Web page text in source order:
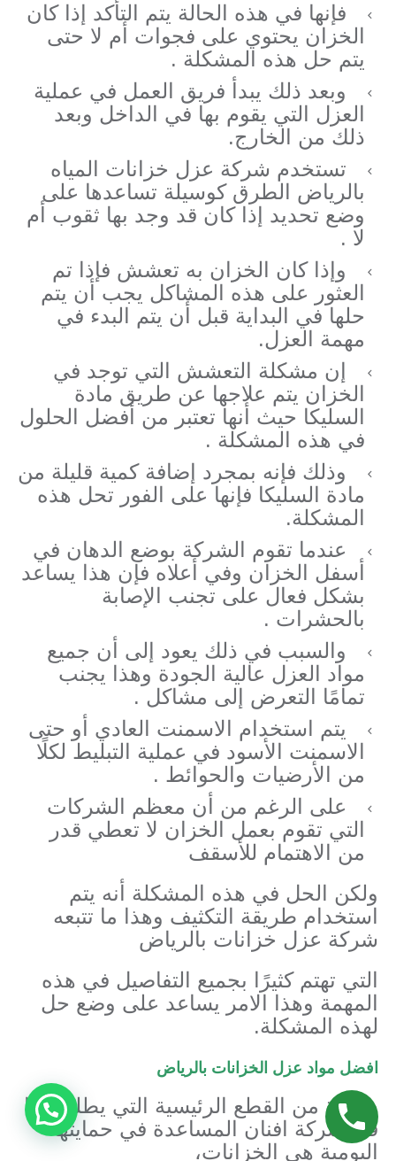
فإنها في هذه الحالة يتم التأكد إذا كان
الخزان يحتوي على فجوات أم لا حتى
يتم حل هذه المشكلة .
وبعد ذلك يبدأ فريق العمل في عملية
العزل التي يقوم بها في الداخل وبعد
ذلك من الخارج.
تستخدم شركة عزل خزانات المياه
بالرياض الطرق كوسيلة تساعدها على
وضع تحديد إذا كان قد وجد بها ثقوب أم
لا .
وإذا كان الخزان به تعشش فإذا تم
العثور على هذه المشاكل يجب أن يتم
حلها في البداية قبل أن يتم البدء في
مهمة العزل.
إن مشكلة التعشش التي توجد في
الخزان يتم علاجها عن طريق مادة
السليكا حيث أنها تعتبر من أفضل الحلول
في هذه المشكلة .
وذلك فإنه بمجرد إضافة كمية قليلة من
مادة السليكا فإنها على الفور تحل هذه
المشكلة.
عندما تقوم الشركة بوضع الدهان في
أسفل الخزان وفي أعلاه فإن هذا يساعد
بشكل فعال على تجنب الإصابة
بالحشرات .
والسبب في ذلك يعود إلى أن جميع
مواد العزل عالية الجودة وهذا يجنب
تمامًا التعرض إلى مشاكل .
يتم استخدام الاسمنت العادي أو حتى
الاسمنت الأسود في عملية التبليط لكلًا
من الأرضيات والحوائط .
على الرغم من أن معظم الشركات
التي تقوم بعمل الخزان لا تعطي قدر
من الاهتمام للأسقف
ولكن الحل في هذه المشكلة أنه يتم
استخدام طريقة التكثيف وهذا ما تتبعه
شركة عزل خزانات بالرياض
التي تهتم كثيرًا بجميع التفاصيل في هذه
المهمة وهذا الامر يساعد على وضع حل
لهذه المشكلة.
افضل مواد عزل الخزانات بالرياض
واحدة من القطع الرئيسية التي يطلب منا
في شركة افنان المساعدة في حمايتها
اليومية هي الخزانات،